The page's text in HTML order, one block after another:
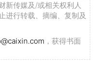
新传媒及/或相关权利人
进行转载、摘编、复制及
，获得书面